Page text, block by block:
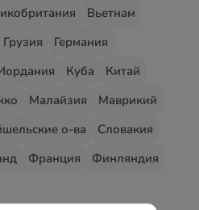
Вьетнам
Грузия
Германия
Куба
Китай
Малайзия
Маврикий
о-ва
Словакия
Франция
Финляндия